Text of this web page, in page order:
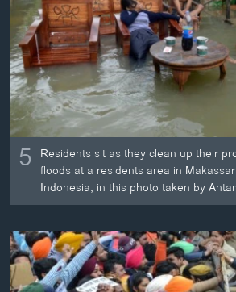
ວິທະຍາສາດ-ເທັກໂນໂລຈີ
ທຸລະກິດ
ພາສາອັງກິດ
ວີດີໂອ
ສຽງ
ລາຍການກະຈາຍສຽງ
ລາຍງານ
ຕິດຕາມພວກເຮົາ ທີ່
ພາສາຕ່າງໆ
5 Residents sit as they clean up their
floods at a residents area in
Indonesia, in this photo taken by